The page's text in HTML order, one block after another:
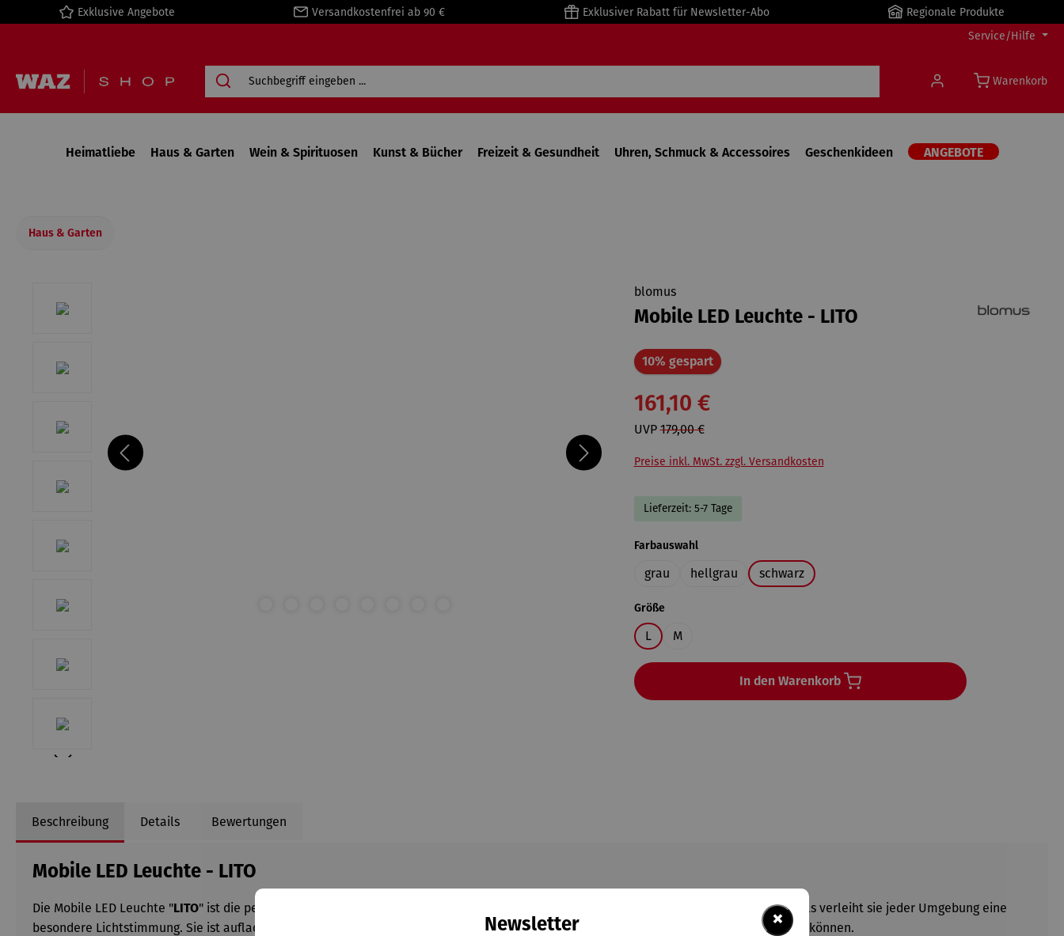
Zur Hauptnavigation springen
Exklusive Angebote Versandkostenfrei ab 90 € Exklusiver Rabatt für Newsletter-Abo
Regionale Produkte
Service/Hilfe
Warenkorb
Heimatliebe Haus & Garten Wein & Spirituosen Kunst & Bücher Freizeit & Gesundheit Uhren, Schmuck & Accessoires Geschenkideen ANGEBOTE
Haus & Garten
blomus
Mobile LED Leuchte - LITO
10% gespartRabatt
161,10 €
UVP179,00 €
Preise inkl. MwSt. zzgl. Versandkosten
Lieferzeit: 5-7 Tage
Farbauswahlauswählen
grau hellgrau schwarz
Größeauswählen
L M
In den Warenkorb
Beschreibung Details Bewertungen
Mobile LED Leuchte - LITO
Die Mobile LED Leuchte "LITO" ist die perfekte Ergänzung für jeden Außenbereich. Mit ihrem magischen Licht und klassischen Designdetails verleiht sie jeder Umgebung eine
besondere Lichtstimmung. Sie ist aufladbar und bietet eine lange Betriebszeit, sodass man lange gemütliche Abende im Freien genießen können.
×
Newsletter